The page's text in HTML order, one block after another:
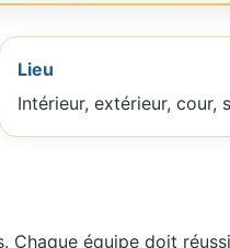
Lieu
Intérieur, extérieur, cour,
Chaque équipe doit